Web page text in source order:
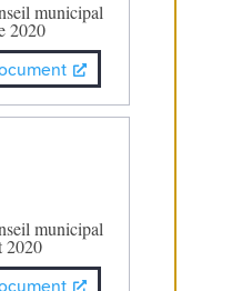
municipal
2020
municipal
2020